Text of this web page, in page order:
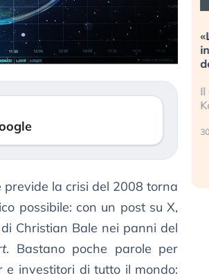
la crisi del 2008 torna
possibile: con un post su X,
Christian Bale nei panni del
. Bastano poche parole per
investitori di tutto il mondo:
il
«La mia vita è rovinata».
in preda al panico dopo lo
della bolla AI
Il crollo della bolla AI
Kospi, mentre gli